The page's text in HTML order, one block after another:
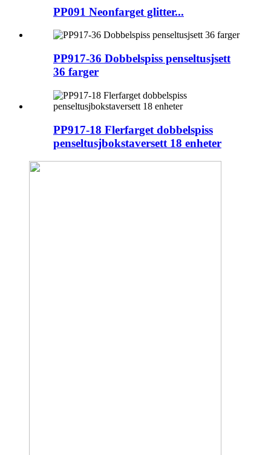
PP091 Neonfarget glitter...
PP917-36 Dobbelspiss penseltusjsett
36 farger
PP917-18 Flerfarget dobbelspiss
penseltusjbokstaversett 18 enheter